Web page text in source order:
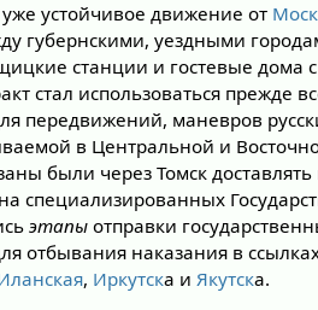
устойчивое движение от
губернскими, уездными
станции и гостевые дома
стал использоваться прежде
передвижений, маневров
в Центральной и
были через Томск доставлять
специализированных
этапы отправки
отбывания наказания в
, Иркутска иЯкутска.